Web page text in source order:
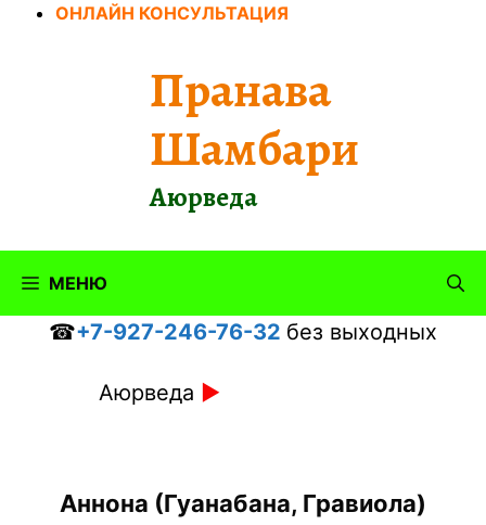
ПерейтиОНЛАЙН КОНСУЛЬТАЦИЯ
Пранава
Шамбари
Аюрведа
МЕНЮ
☎+7-927-246-76-32 без выходных
Аюрведа ►
Аннона (Гуанабана, Гравиола)